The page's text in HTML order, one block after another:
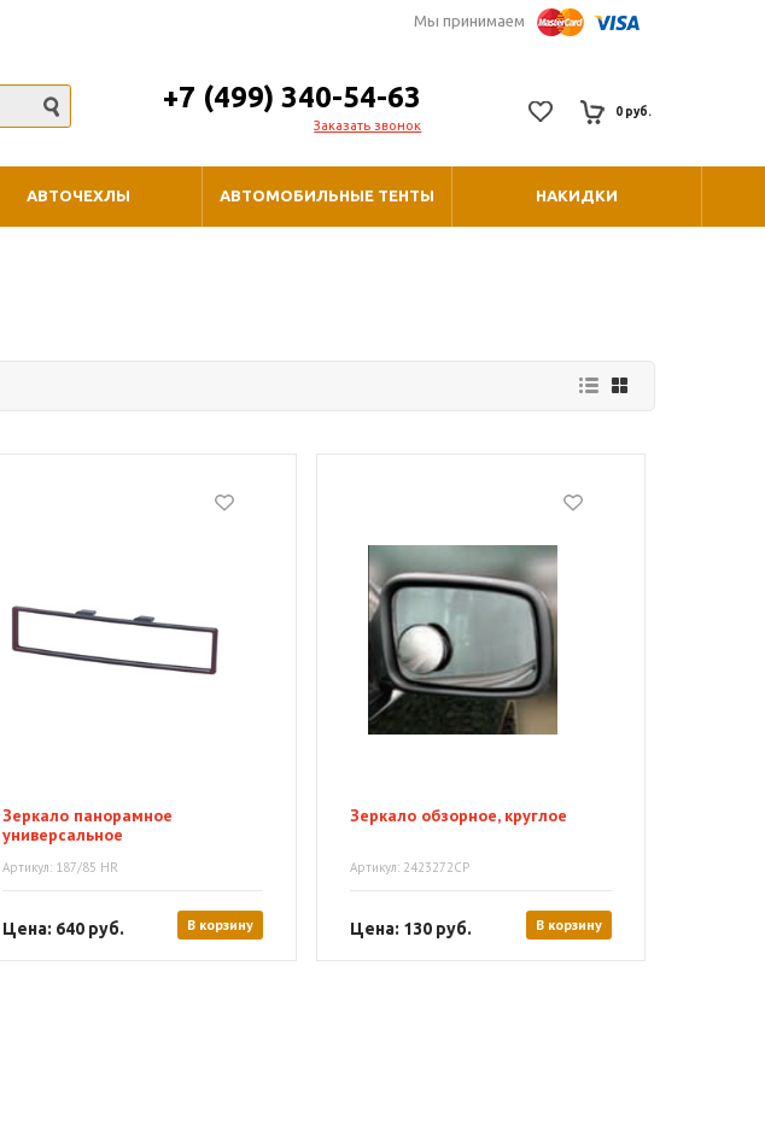
Мы принимаем
+7 (499) 340-54-63
Заказать звонок
0 руб.
АВТОЧЕХЛЫ АВТОМОБИЛЬНЫЕ ТЕНТЫ НАКИДКИ
Зеркало панорамное
универсальное
Артикул: 187/85 HR
Цена: 640руб. В корзину
Зеркало обзорное, круглое
Артикул: 2423272CP
Цена: 130 руб. В корзину